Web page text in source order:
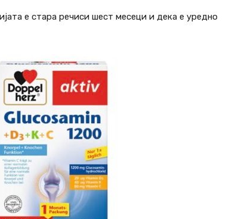
е стара речиси шест месеци и дека е уредно